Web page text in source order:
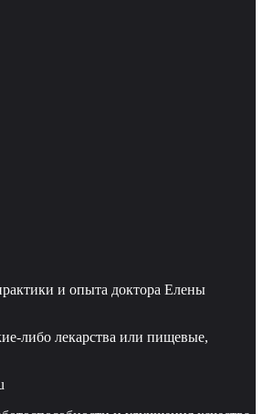
и опыта доктора Елены
либо лекарства или пищевые,